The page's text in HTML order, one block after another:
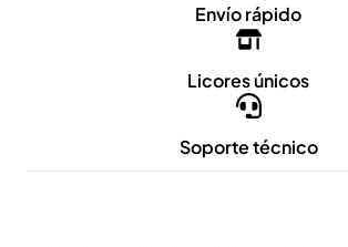
Envío rápido
Licores únicos
Soporte técnico